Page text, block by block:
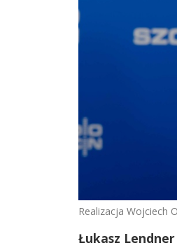
Realizacja Wojciech
Łukasz